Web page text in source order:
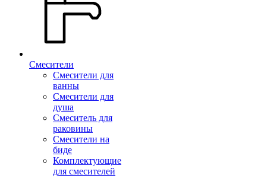
Смесители
Смесители для
ванны
Смесители для
душа
Смеситель для
раковины
Смесители на
биде
Комплектующие
для смесителей